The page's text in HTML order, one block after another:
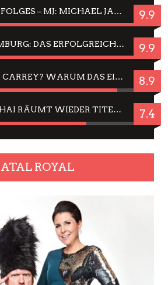
WEGEN DES ERFOLGES – MJ: MICHAEL JACKSON MUSICAL IN EINER MATINEE SEHEN 9.9
JELLYFISH HAMBURG: DAS ERFOLGREICHE SOMMER-MENÜ 2025 IN GEFÜHLEN UND BILDERN 9.9
CÉSAR FÜR JIM CARREY? WARUM DAS EINER DER NERVIGSTEN ACTORS IST UND BLEIBT 8.9
JING JING: IN-THAI RÄUMT WIEDER TITEL AB – EIN ZWEI-STUNDEN-ERLEBNISBERICHT 7.4
ROYAL